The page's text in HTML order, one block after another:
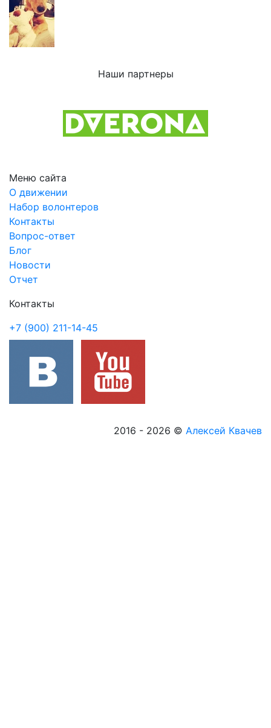
Наши партнеры
Меню сайта
О движении
Набор волонтеров
Контакты
Вопрос-ответ
Блог
Новости
Отчет
Контакты
+7 (900) 211-14-45
2016 - 2026 © Алексей Квачев